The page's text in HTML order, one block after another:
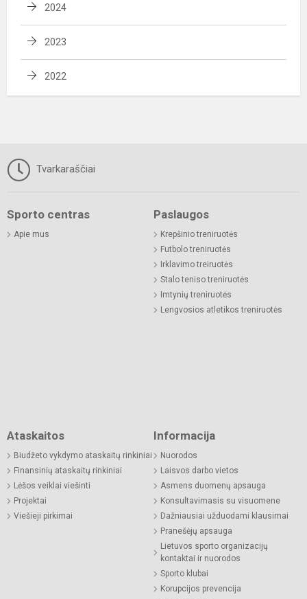
2024
2023
2022
Tvarkaraščiai
Sporto centras
Apie mus
Paslaugos
Krepšinio treniruotės
Futbolo treniruotės
Irklavimo treiruotės
Stalo teniso treniruotės
Imtynių treniruotės
Lengvosios atletikos treniruotės
Ataskaitos
Biudžeto vykdymo ataskaitų rinkiniai
Finansinių ataskaitų rinkiniai
Lėšos veiklai viešinti
Projektai
Viešieji pirkimai
Informacija
Nuorodos
Laisvos darbo vietos
Asmens duomenų apsauga
Konsultavimasis su visuomene
Dažniausiai užduodami klausimai
Pranešėjų apsauga
Lietuvos sporto organizacijų
kontaktai ir nuorodos
Sporto klubai
Korupcijos prevencija